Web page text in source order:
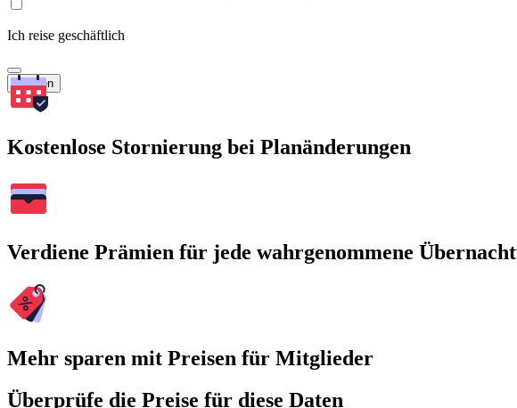
Ich reise geschäftlich
Suchen
Kostenlose Stornierung bei Planänderungen
Verdiene Prämien für jede wahrgenommene
Mehr sparen mit Preisen für Mitglieder
Überprüfe die Preise für diese Daten